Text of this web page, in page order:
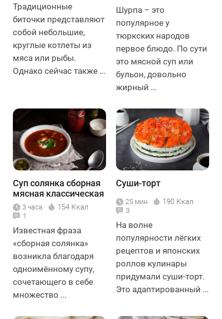
Традиционные
биточки представляют
собой небольшие,
круглые котлеты из
мяса или рыбы.
Однако сейчас также ...
Шурпа – это
популярное у
тюркских народов
первое блюдо. По сути
это мясной суп или
бульон, довольно
жирный ...
Суп солянка сборная
мясная классическая
3 часа 154 Ккал
1
Известная фраза
«сборная солянка»
возникла благодаря
одноимённому супу,
сочетающего в себе
множество ...
Суши-торт
25 мин 190 Ккал
3
На волне
популярности лёгких
рецептов и японских
роллов кулинары
придумали суши-торт.
Это адаптированный ...